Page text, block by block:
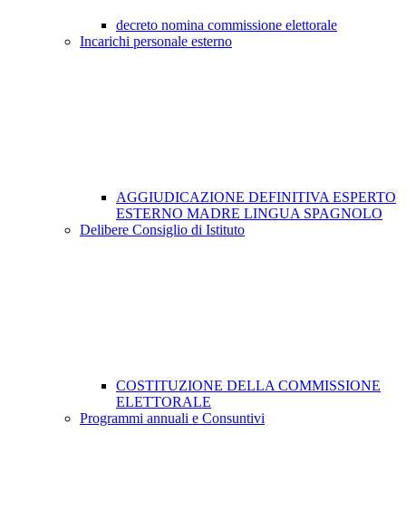
decreto nomina commissione elettorale
Incarichi personale esterno
AGGIUDICAZIONE DEFINITIVA ESPERTO
ESTERNO MADRE LINGUA SPAGNOLO
Delibere Consiglio di Istituto
COSTITUZIONE DELLA COMMISSIONE
ELETTORALE
Programmi annuali e Consuntivi